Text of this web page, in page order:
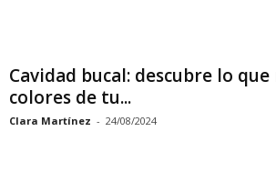
Cavidad bucal: descubre lo que
colores de tu...
Clara Martínez - 24/08/2024